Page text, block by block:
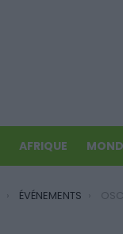
AFRIQUE
ÉVÉNEMENTS
OSCAR